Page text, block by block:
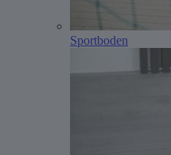
Sportboden